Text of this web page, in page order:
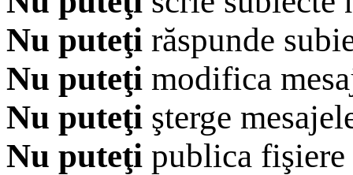
Nu puteţi răspunde
Nu puteţi modifica
Nu puteţi şterge
Nu puteţi publica fişiere